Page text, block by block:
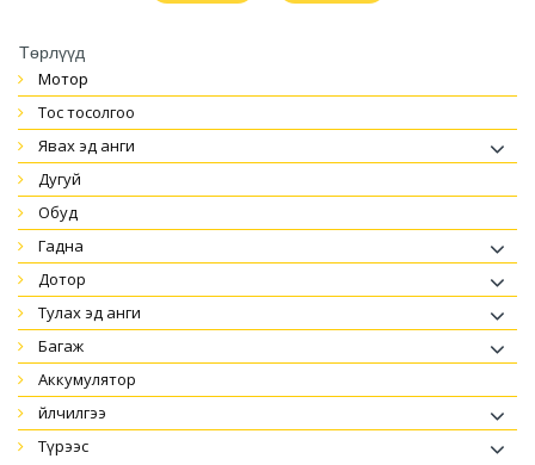
Төрлүүд
мотор
тос тосолгоо
явах эд анги
дугуй
обуд
гадна
дотор
тулах эд анги
багаж
аккумулятор
үйлчилгээ
түрээс